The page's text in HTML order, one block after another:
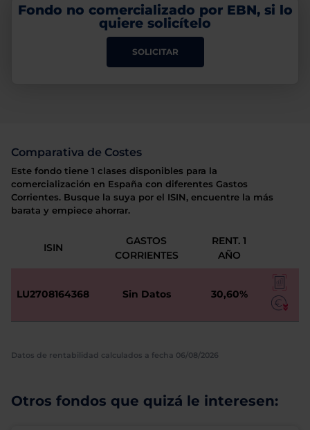
Fondo no comercializado por EBN, si lo
quiere solicítelo
SOLICITAR
Comparativa de Costes
Este fondo tiene 1 clases disponibles para la
comercialización en España con diferentes Gastos
Corrientes. Busque la suya por el ISIN, encuentre la más
barata y empiece ahorrar.
ISIN
GASTOS
CORRIENTES
RENT. 1
AÑO
LU2708164368 Sin Datos 30,60%
Datos de rentabilidad calculados a fecha 06/08/2026
Otros fondos que quizá le interesen: